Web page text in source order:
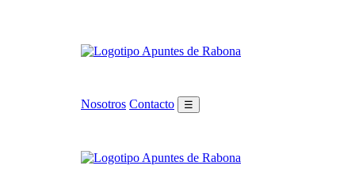
Nosotros Contacto ☰